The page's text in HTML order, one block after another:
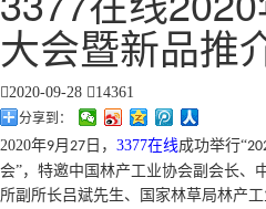
大会暨新品推
2020-09-28 14361
分享到：
2020年9月 27 日， 3377在线成功举行“
会”，特邀中国林产工业协会副会长、
所副所长吕斌先生、国家林草局林产